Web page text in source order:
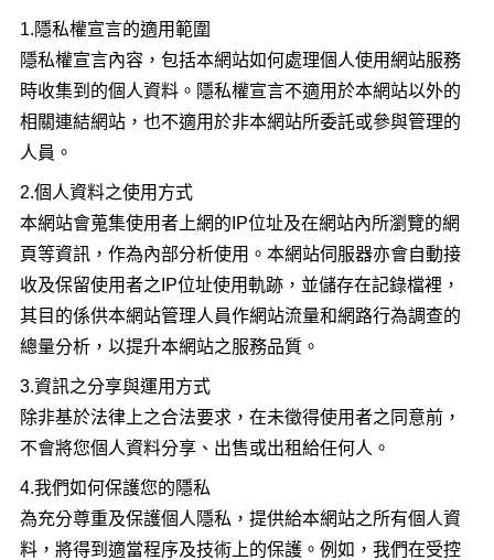
1.隱私權宣言的適用範圍
隱私權宣言內容，包括本網站如何處理個人使用網站服務
時收集到的個人資料。隱私權宣言不適用於本網站以外的
相關連結網站，也不適用於非本網站所委託或參與管理的
人員。
2.個人資料之使用方式
本網站會蒐集使用者上網的IP位址及在網站內所瀏覽的網
頁等資訊，作為內部分析使用。本網站伺服器亦會自動接
收及保留使用者之IP位址使用軌跡，並儲存在記錄檔裡，
其目的係供本網站管理人員作網站流量和網路行為調查的
總量分析，以提升本網站之服務品質。
3.資訊之分享與運用方式
除非基於法律上之合法要求，在未徵得使用者之同意前，
不會將您個人資料分享、出售或出租給任何人。
4.我們如何保護您的隱私
為充分尊重及保護個人隱私，提供給本網站之所有個人資
料，將得到適當程序及技術上的保護。例如，我們在受控